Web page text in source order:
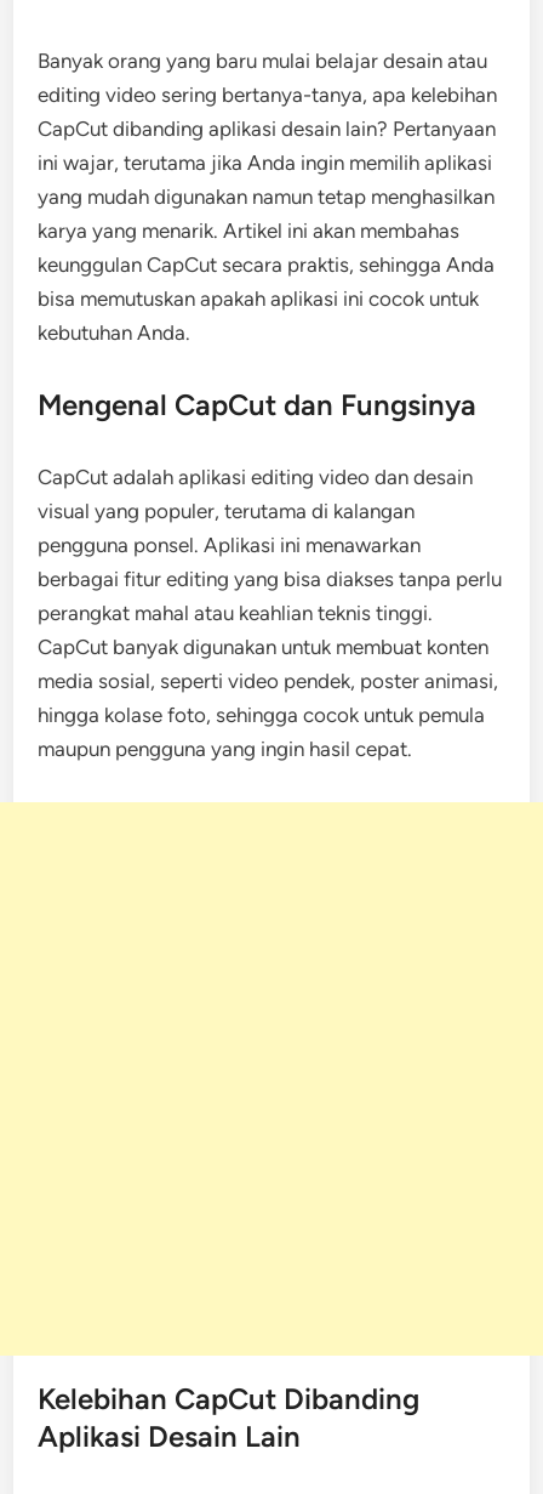
Banyak orang yang baru mulai belajar desain atau
editing video sering bertanya-tanya, apa kelebihan
CapCut dibanding aplikasi desain lain? Pertanyaan
ini wajar, terutama jika Anda ingin memilih aplikasi
yang mudah digunakan namun tetap menghasilkan
karya yang menarik. Artikel ini akan membahas
keunggulan CapCut secara praktis, sehingga Anda
bisa memutuskan apakah aplikasi ini cocok untuk
kebutuhan Anda.
Mengenal CapCut dan Fungsinya
CapCut adalah aplikasi editing video dan desain
visual yang populer, terutama di kalangan
pengguna ponsel. Aplikasi ini menawarkan
berbagai fitur editing yang bisa diakses tanpa perlu
perangkat mahal atau keahlian teknis tinggi.
CapCut banyak digunakan untuk membuat konten
media sosial, seperti video pendek, poster animasi,
hingga kolase foto, sehingga cocok untuk pemula
maupun pengguna yang ingin hasil cepat.
Kelebihan CapCut Dibanding
Aplikasi Desain Lain